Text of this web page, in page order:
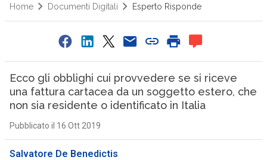
Home Documenti Digitali Esperto Risponde
Ecco gli obblighi cui provvedere se si riceve
una fattura cartacea da un soggetto estero, che
non sia residente o identificato in Italia
Pubblicato il 16 Ott 2019
Salvatore De Benedictis